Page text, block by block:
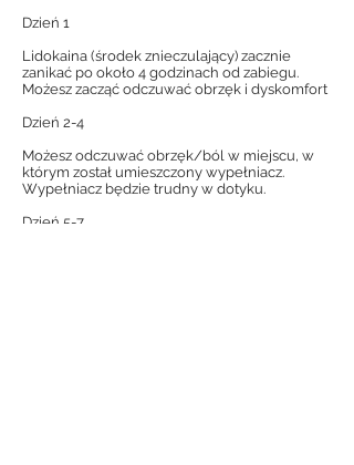
Dzień 1
Lidokaina (środek znieczulający) zacznie
zanikać po około 4 godzinach od zabiegu.
Możesz zacząć odczuwać obrzęk i dyskomfort
Dzień 2-4
Możesz odczuwać obrzęk/ból w miejscu, w
którym został umieszczony wypełniacz.
Wypełniacz będzie trudny w dotyku.
Dzień 5-7